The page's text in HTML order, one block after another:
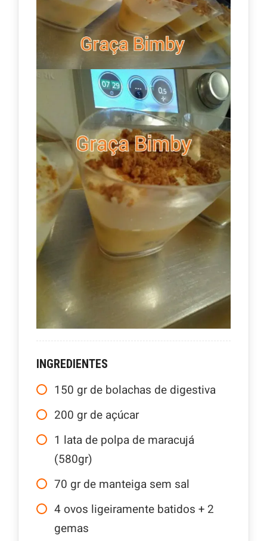
INGREDIENTES
150 gr de bolachas de digestiva
200 gr de açúcar
1 lata de polpa de maracujá
(580gr)
70 gr de manteiga sem sal
4 ovos ligeiramente batidos + 2
gemas